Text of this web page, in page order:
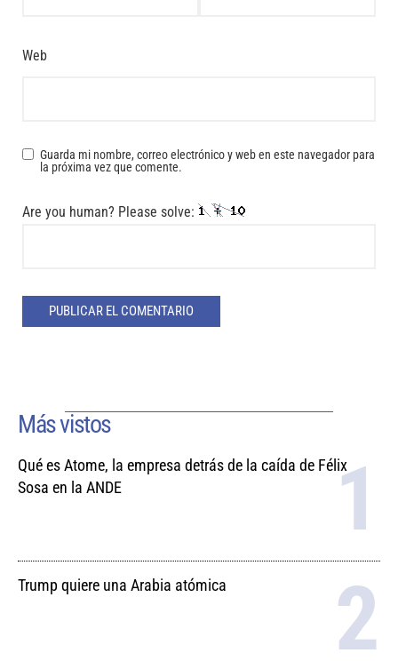
Web
Guarda mi nombre, correo electrónico y web en este navegador para
la próxima vez que comente.
Are you human? Please solve:
Más vistos
Qué es Atome, la empresa detrás de la caída de Félix
Sosa en la ANDE
Trump quiere una Arabia atómica